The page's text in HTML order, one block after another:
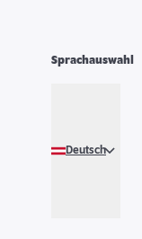
Sprachauswahl
Deutsch